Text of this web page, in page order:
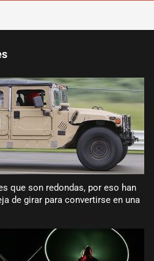
que son redondas, por eso han
de girar para convertirse en una